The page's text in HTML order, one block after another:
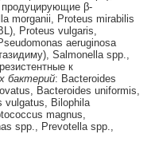
β-
morganii, Proteus mirabilis
Proteus vulgaris,
aeruginosa
Salmonella spp.,
к
бактерий: Bacteroides
Bacteroides uniformis,
vulgatus, Bilophila
magnus,
spp., Prevotella spp.,